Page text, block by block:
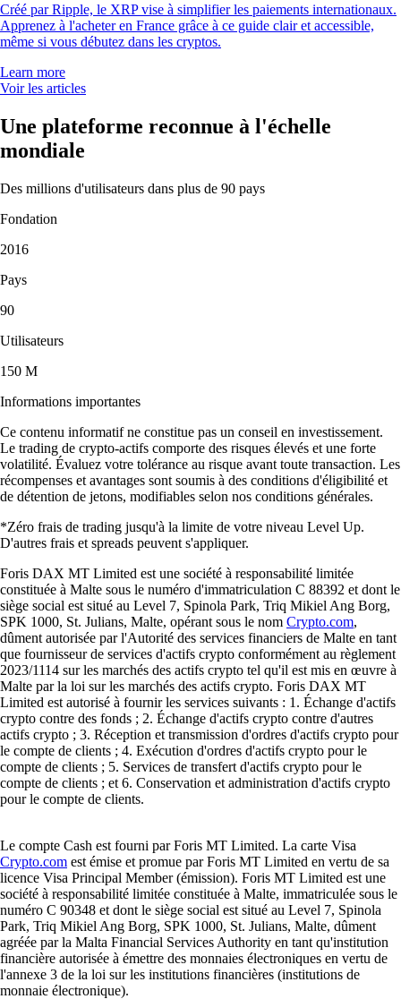
Créé par Ripple, le XRP vise à simplifier les paiements internationaux.
Apprenez à l'acheter en France grâce à ce guide clair et accessible,
même si vous débutez dans les cryptos.
Learn more
Voir les articles
Une plateforme reconnue à l'échelle
mondiale
Des millions d'utilisateurs dans plus de 90 pays
Fondation
2016
Pays
90
Utilisateurs
150 M
Informations importantes
Ce contenu informatif ne constitue pas un conseil en investissement.
Le trading de crypto-actifs comporte des risques élevés et une forte
volatilité. Évaluez votre tolérance au risque avant toute transaction. Les
récompenses et avantages sont soumis à des conditions d'éligibilité et
de détention de jetons, modifiables selon nos conditions générales.
*Zéro frais de trading jusqu'à la limite de votre niveau Level Up.
D'autres frais et spreads peuvent s'appliquer.
Foris DAX MT Limited est une société à responsabilité limitée
constituée à Malte sous le numéro d'immatriculation C 88392 et dont le
siège social est situé au Level 7, Spinola Park, Triq Mikiel Ang Borg,
SPK 1000, St. Julians, Malte, opérant sous le nom Crypto.com,
dûment autorisée par l'Autorité des services financiers de Malte en tant
que fournisseur de services d'actifs crypto conformément au règlement
2023/1114 sur les marchés des actifs crypto tel qu'il est mis en œuvre à
Malte par la loi sur les marchés des actifs crypto. Foris DAX MT
Limited est autorisé à fournir les services suivants : 1. Échange d'actifs
crypto contre des fonds ; 2. Échange d'actifs crypto contre d'autres
actifs crypto ; 3. Réception et transmission d'ordres d'actifs crypto pour
le compte de clients ; 4. Exécution d'ordres d'actifs crypto pour le
compte de clients ; 5. Services de transfert d'actifs crypto pour le
compte de clients ; et 6. Conservation et administration d'actifs crypto
pour le compte de clients.
Le compte Cash est fourni par Foris MT Limited. La carte Visa
Crypto.com est émise et promue par Foris MT Limited en vertu de sa
licence Visa Principal Member (émission). Foris MT Limited est une
société à responsabilité limitée constituée à Malte, immatriculée sous le
numéro C 90348 et dont le siège social est situé au Level 7, Spinola
Park, Triq Mikiel Ang Borg, SPK 1000, St. Julians, Malte, dûment
agréée par la Malta Financial Services Authority en tant qu'institution
financière autorisée à émettre des monnaies électroniques en vertu de
l'annexe 3 de la loi sur les institutions financières (institutions de
monnaie électronique).